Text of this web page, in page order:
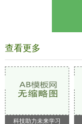
查看更多
科技助力未来学习